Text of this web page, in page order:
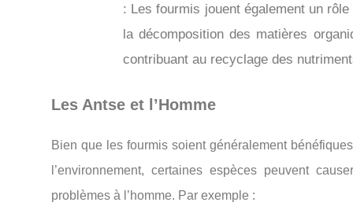
: Les fourmis jouent également un rôle
la décomposition des matières
contribuant au recyclage des
Les Antse et l’Homme
Bien que les fourmis soient généralement
l’environnement, certaines espèces peuvent
problèmes à l’homme. Par exemple :